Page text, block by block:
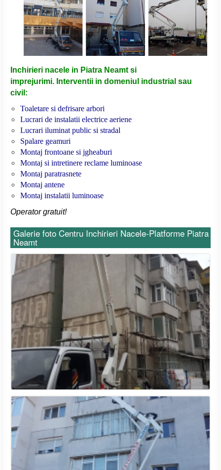
Inchirieri nacele in Piatra Neamt si
imprejurimi. Interventii in domeniul industrial sau
civil:
Toaletare si defrisare arbori
Lucrari de instalatii electrice aeriene
Lucrari iluminat public si stradal
Spalare geamuri
Montaj frontoane si jgheaburi
Montaj si intretinere reclame luminoase
Montaj paratrasnete
Montaj antene
Montaj instalatii luminoase
Operator gratuit!
Galerie foto Centru Inchirieri Nacele-Platforme Piatra
Neamt